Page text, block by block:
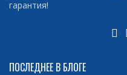
гарантия!
ПОСЛЕДНЕЕ В БЛОГЕ